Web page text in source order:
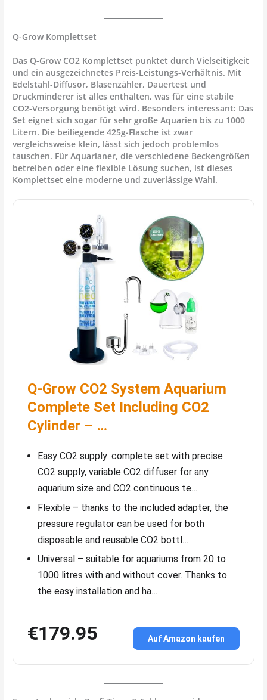
Q-Grow Komplettset
Das Q-Grow CO2 Komplettset punktet durch Vielseitigkeit
und ein ausgezeichnetes Preis-Leistungs-Verhältnis. Mit
Edelstahl-Diffusor, Blasenzähler, Dauertest und
Druckminderer ist alles enthalten, was für eine stabile
CO2-Versorgung benötigt wird. Besonders interessant: Das
Set eignet sich sogar für sehr große Aquarien bis zu 1000
Litern. Die beiliegende 425g-Flasche ist zwar
vergleichsweise klein, lässt sich jedoch problemlos
tauschen. Für Aquarianer, die verschiedene Beckengrößen
betreiben oder eine flexible Lösung suchen, ist dieses
Komplettset eine moderne und zuverlässige Wahl.
Q-Grow CO2 System Aquarium
Complete Set Including CO2
Cylinder – …
Easy CO2 supply: complete set with precise
CO2 supply, variable CO2 diffuser for any
aquarium size and CO2 continuous te…
Flexible – thanks to the included adapter, the
pressure regulator can be used for both
disposable and reusable CO2 bottl…
Universal – suitable for aquariums from 20 to
1000 litres with and without cover. Thanks to
the easy installation and ha…
€179.95 Auf Amazon kaufen